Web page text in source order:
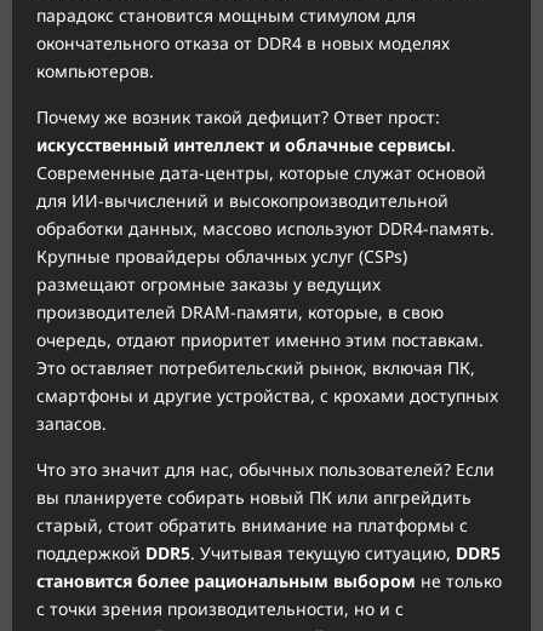
парадокс становится мощным стимулом для
окончательного отказа от DDR4 в новых моделях
компьютеров.
Почему же возник такой дефицит? Ответ прост:
искусственный интеллект и облачные сервисы.
Современные дата-центры, которые служат основой
для ИИ-вычислений и высокопроизводительной
обработки данных, массово используют DDR4-память.
Крупные провайдеры облачных услуг (CSPs)
размещают огромные заказы у ведущих
производителей DRAM-памяти, которые, в свою
очередь, отдают приоритет именно этим поставкам.
Это оставляет потребительский рынок, включая ПК,
смартфоны и другие устройства, с крохами доступных
запасов.
Что это значит для нас, обычных пользователей? Если
вы планируете собирать новый ПК или апгрейдить
старый, стоит обратить внимание на платформы с
поддержкой DDR5. Учитывая текущую ситуацию, DDR5
становится более рациональным выбором не только
с точки зрения производительности, но и с